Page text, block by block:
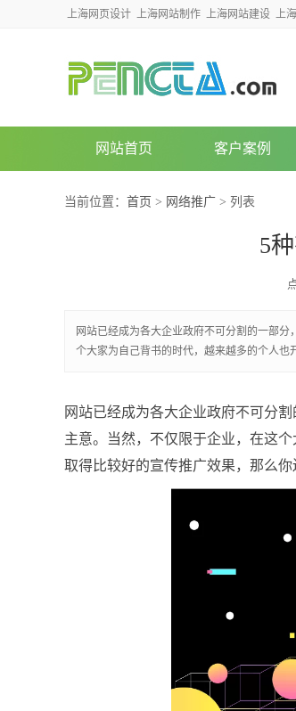
上海网页设计 上海网站制作 上海网站建设 上
网站首页 客户案例
当前位置： 首页 > 网络推广 > 列表
5
网站已经成为各大企业政府不可分割的一部
个大家为自己背书的时代，越来越多的个人也
网站已经成为各大企业政府不可分
主意。当然，不仅限于企业，在这
取得比较好的宣传推广效果，那么你